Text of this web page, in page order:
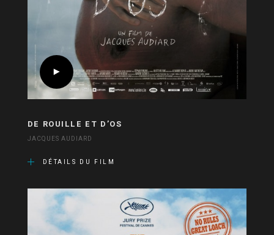
DE ROUILLE ET D’OS
JACQUES AUDIARD
DÉTAILS DU FILM